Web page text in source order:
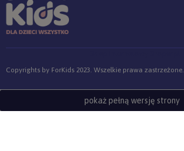
Copyrights by ForKids 2023. Wszelkie prawa zastrzeżone.
pokaż pełną wersję strony